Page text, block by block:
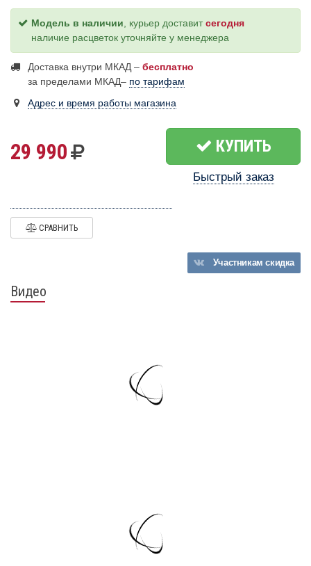
Модель в наличии, курьер доставитсегодня
наличие расцветок уточняйте у менеджера
Доставка внутри МКАД – бесплатно
за пределами МКАД– по тарифам
Адрес и время работы магазина
29 990 КУПИТЬ
Быстрый заказ
СРАВНИТЬ
Участникамскидка
Видео